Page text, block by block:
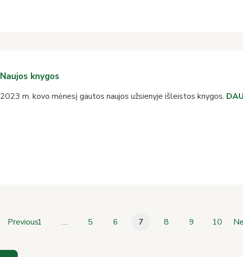
Naujos knygos
2023 m. kovo mėnesį gautos naujos užsienyje išleistos knygos.
Previous1 … 5 6 7 8 9 10